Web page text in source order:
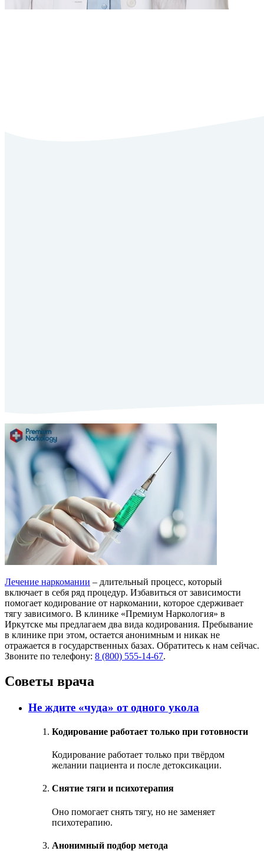
Лечение наркомании – длительный процесс, который
включает в себя ряд процедур. Избавиться от зависимости
помогает кодирование от наркомании, которое сдерживает
тягу зависимого. В клинике «Премиум Наркология» в
Иркутске мы предлагаем два вида кодирования. Пребывание
в клинике при этом, остается анонимным и никак не
отражается в государственных базах. Обратитесь к нам сейчас.
Звоните по телефону: 8 (800) 555-14-67.
Советы врача
Не ждите «чуда» от одного укола
Кодирование работает только при готовности
Кодирование работает только при твёрдом
желании пациента и после детоксикации.
Снятие тяги и психотерапия
Оно помогает снять тягу, но не заменяет
психотерапию.
Анонимный подбор метода